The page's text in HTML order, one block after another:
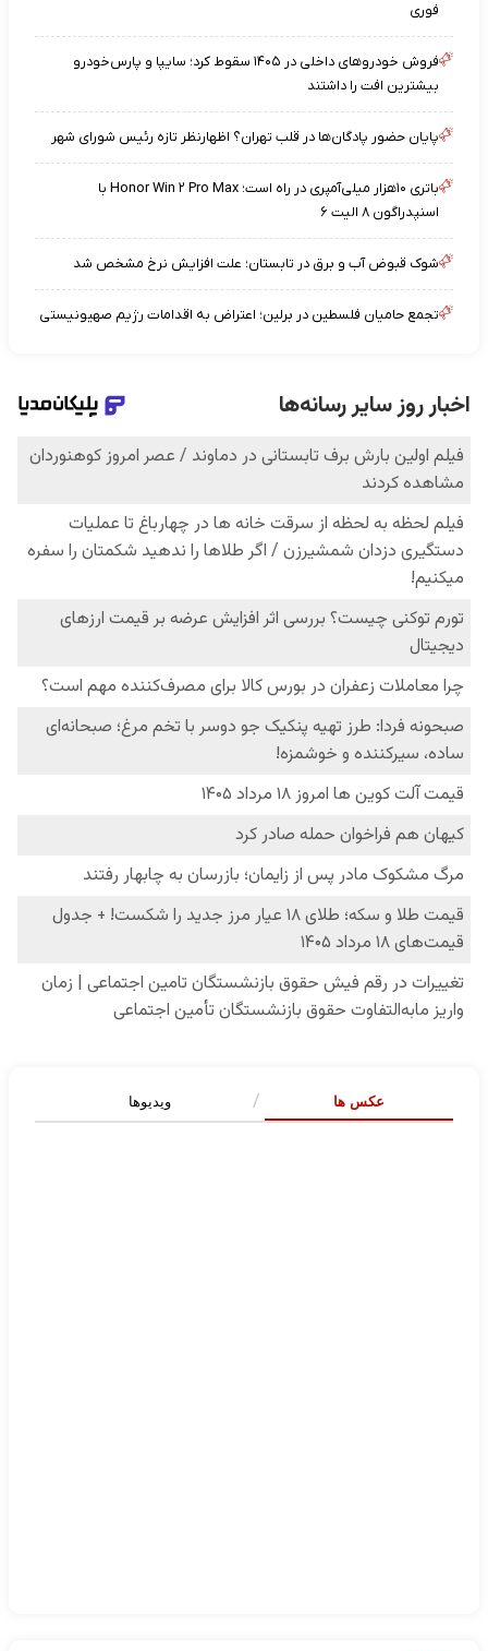
فوری
فروش خودروهای داخلی در ۱۴۰۵ سقوط کرد؛ سایپا و پارس‌خودرو
بیشترین افت را داشتند
پایان حضور پادگان‌ها در قلب تهران؟ اظهارنظر تازه رئیس شورای شهر
باتری ۱۰هزار میلی‌آمپری در راه است؛ Honor Win ۲ Pro Max با
اسنپدراگون ۸ الیت ۶
شوک قبوض آب و برق در تابستان؛ علت افزایش نرخ مشخص شد
تجمع حامیان فلسطین در برلین؛ اعتراض به اقدامات رژیم صهیونیستی
عکس ها ویدیوها